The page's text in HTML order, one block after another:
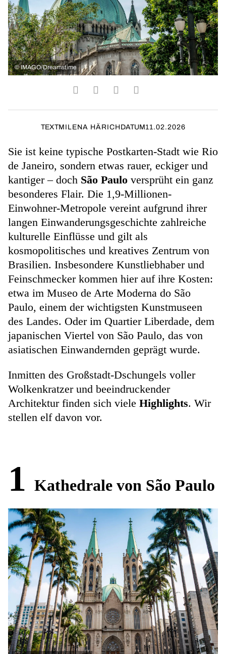
© IMAGO/Dreamstime
TEXTMILENA HÄRICH DATUM11.02.2026
Sie ist keine typische Postkarten-Stadt wie Rio
de Janeiro, sondern etwas rauer, eckiger und
kantiger – doch São Paulo versprüht ein ganz
besonderes Flair. Die 1,9-Millionen-
Einwohner-Metropole vereint aufgrund ihrer
langen Einwanderungsgeschichte zahlreiche
kulturelle Einflüsse und gilt als
kosmopolitisches und kreatives Zentrum von
Brasilien. Insbesondere Kunstliebhaber und
Feinschmecker kommen hier auf ihre Kosten:
etwa im Museo de Arte Moderna do São
Paulo, einem der wichtigsten Kunstmuseen
des Landes. Oder im Quartier Liberdade, dem
japanischen Viertel von São Paulo, das von
asiatischen Einwandernden geprägt wurde.
Inmitten des Großstadt-Dschungels voller
Wolkenkratzer und beeindruckender
Architektur finden sich viele Highlights. Wir
stellen elf davon vor.
1 Kathedrale von São Paulo